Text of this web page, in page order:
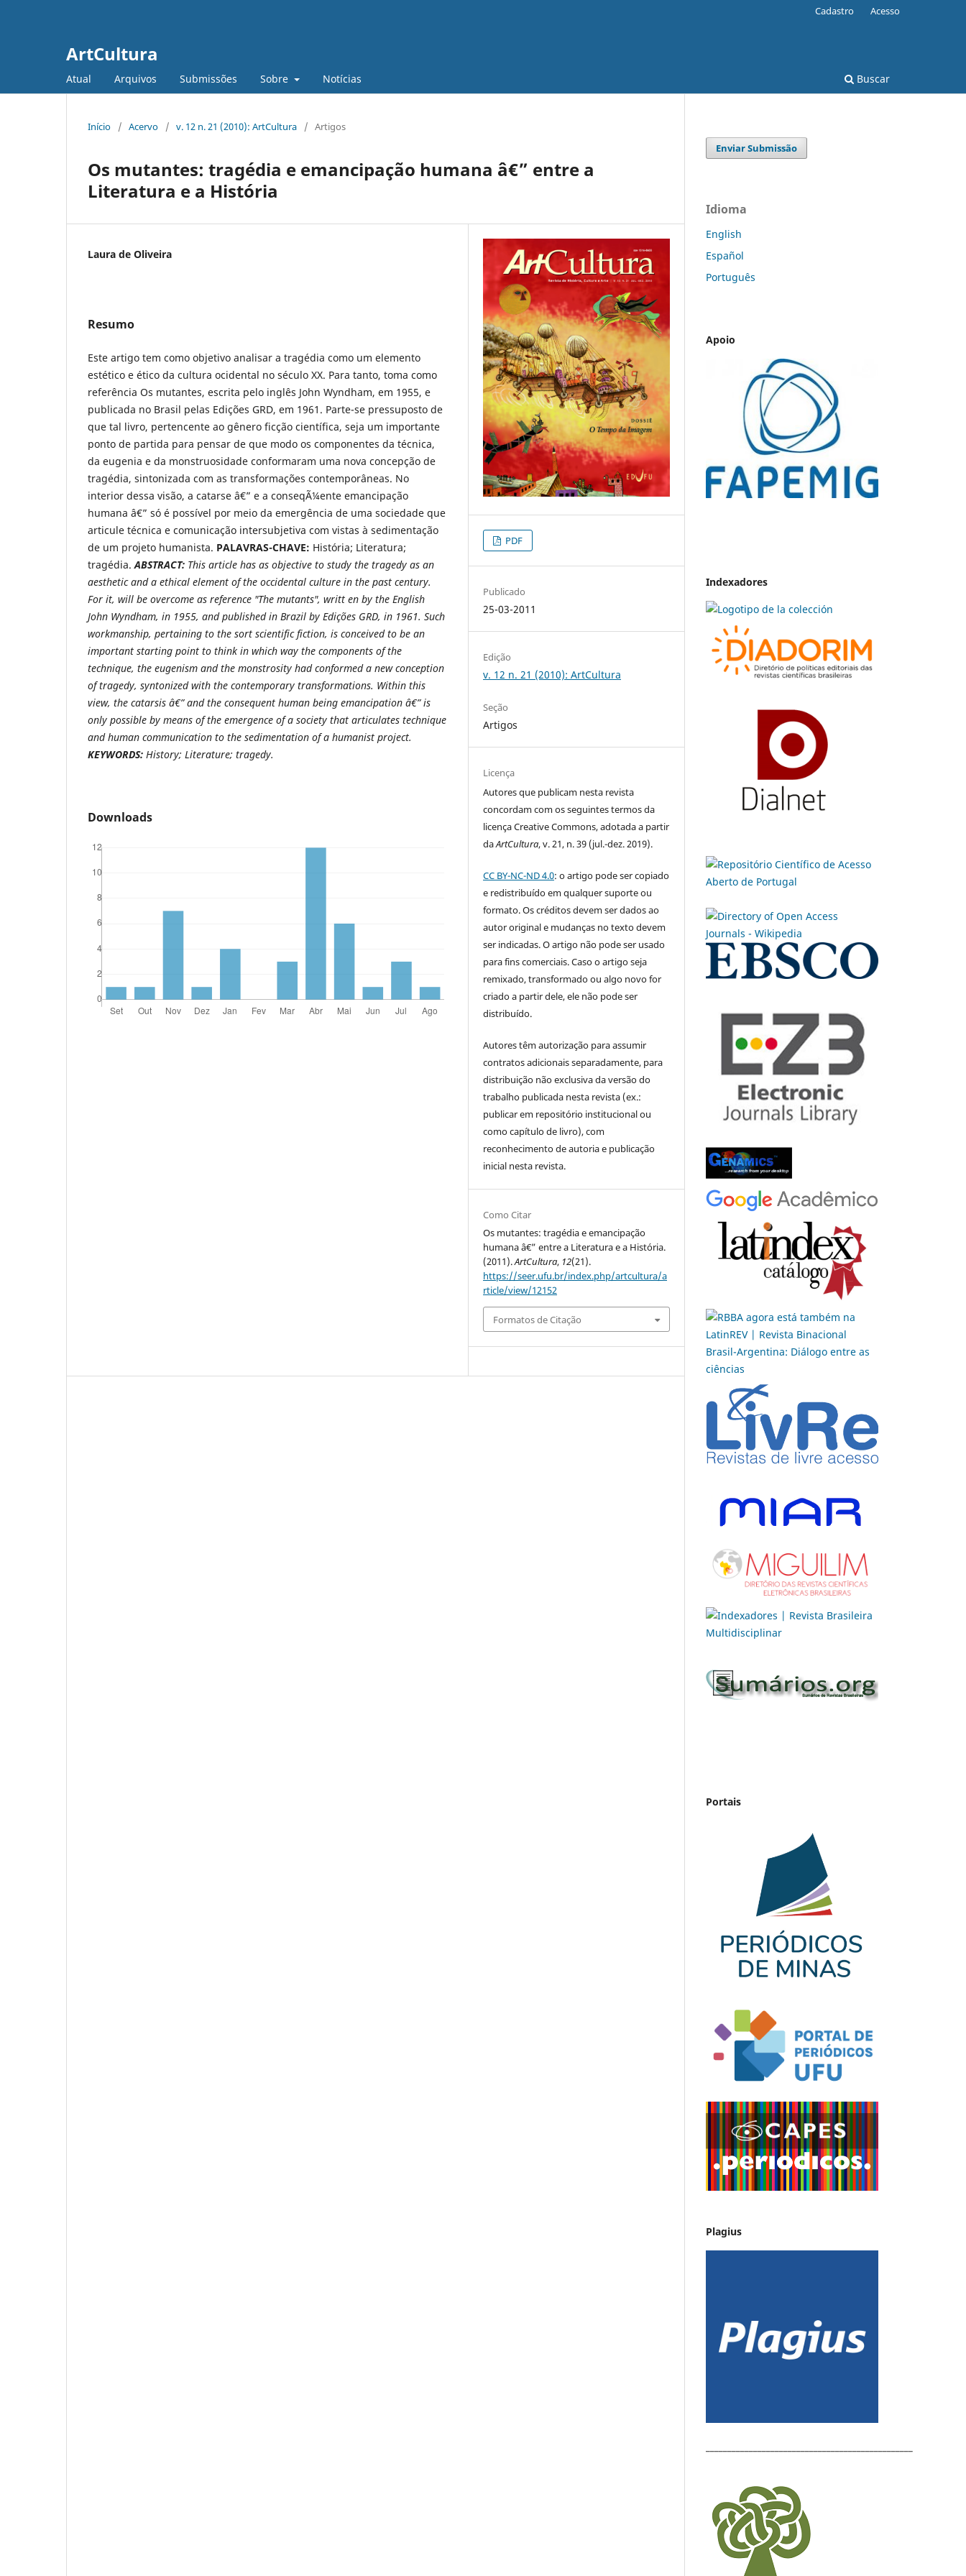
ArtCultura
Atual Arquivos Submissões Sobre Notícias Buscar
Cadastro Acesso
Início / Acervo / v. 12 n. 21 (2010): ArtCultura / Artigos
Os mutantes: tragédia e emancipação humana â€” entre a
Literatura e a História
Laura de Oliveira
Resumo
Este artigo tem como objetivo analisar a tragédia como um elemento
estético e ético da cultura ocidental no século XX. Para tanto, toma como
referência Os mutantes, escrita pelo inglês John Wyndham, em 1955, e
publicada no Brasil pelas Edições GRD, em 1961. Parte-se pressuposto de
que tal livro, pertencente ao gênero ficção científica, seja um importante
ponto de partida para pensar de que modo os componentes da técnica,
da eugenia e da monstruosidade conformaram uma nova concepção de
tragédia, sintonizada com as transformações contemporâneas. No
interior dessa visão, a catarse â€” e a conseqÃ¼ente emancipação
humana â€” só é possível por meio da emergência de uma sociedade que
articule técnica e comunicação intersubjetiva com vistas à sedimentação
de um projeto humanista. PALAVRAS-CHAVE: História; Literatura;
tragédia. ABSTRACT: This article has as objective to study the tragedy as an
aesthetic and a ethical element of the occidental culture in the past century.
For it, will be overcome as reference "The mutants", writt en by the English
John Wyndham, in 1955, and published in Brazil by Edições GRD, in 1961. Such
workmanship, pertaining to the sort scientific fiction, is conceived to be an
important starting point to think in which way the components of the
technique, the eugenism and the monstrosity had conformed a new conception
of tragedy, syntonized with the contemporary transformations. Within this
view, the catarsis â€” and the consequent human being emancipation â€” is
only possible by means of the emergence of a society that articulates technique
and human communication to the sedimentation of a humanist project.
KEYWORDS: History; Literature; tragedy.
Downloads
PDF
Publicado
25-03-2011
Edição
v. 12 n. 21 (2010): ArtCultura
Seção
Artigos
Licença
Autores que publicam nesta revista
concordam com os seguintes termos da
licença Creative Commons, adotada a partir
daArtCultura, v. 21, n. 39 (jul.-dez. 2019).
CC BY-NC-ND 4.0: o artigo pode ser copiado
e redistribuído em qualquer suporte ou
formato. Os créditos devem ser dados ao
autor original e mudanças no texto devem
ser indicadas. O artigo não pode ser usado
para fins comerciais. Caso o artigo seja
remixado, transformado ou algo novo for
criado a partir dele, ele não pode ser
distribuído.
Autores têm autorização para assumir
contratos adicionais separadamente, para
distribuição não exclusiva da versão do
trabalho publicada nesta revista (ex.:
publicar em repositório institucional ou
como capítulo de livro), com
reconhecimento de autoria e publicação
inicial nesta revista.
Como Citar
Os mutantes: tragédia e emancipação
humana â€” entre a Literatura e a História.
(2011).ArtCultura, 12(21).
https://seer.ufu.br/index.php/artcultura/a
rticle/view/12152
Formatos de Citação
Enviar Submissão
Idioma
English
Español
Português
Apoio
Indexadores
Portais
Plagius